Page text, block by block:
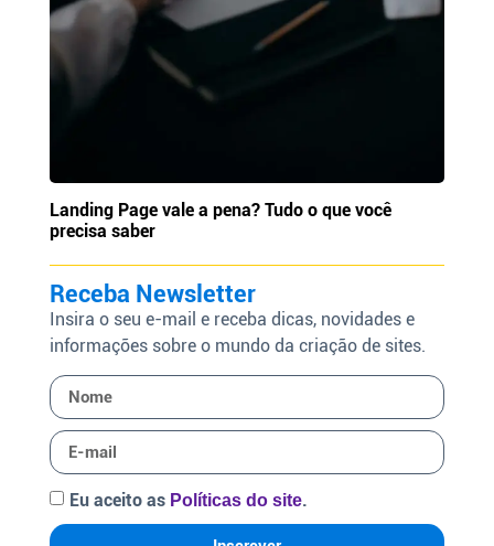
Landing Page vale a pena? Tudo o que você
precisa saber
Receba Newsletter
Insira o seu e-mail e receba dicas, novidades e
informações sobre o mundo da criação de sites.
Eu aceito as Políticas do site.